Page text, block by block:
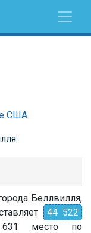
США
Беллвилля,
44 522
631 место по